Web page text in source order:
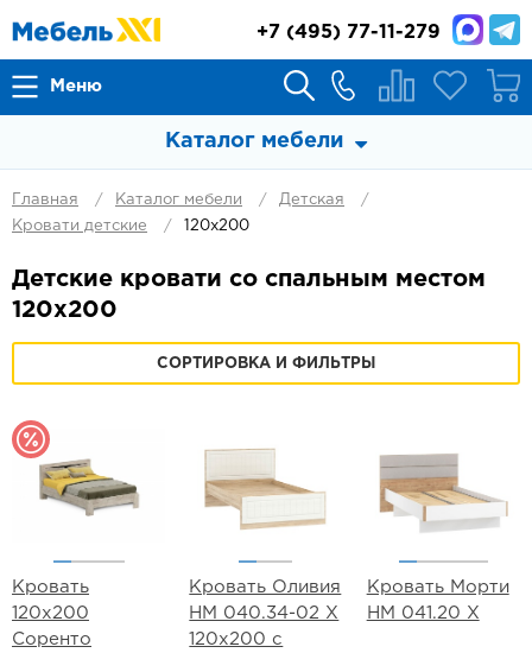
Меню
+7 (495) 77-11-279
Каталог мебели
Главная Каталог мебели
Детская
Кровати детские
120х200
Детские кровати со спальным местом
120х200
СОРТИРОВКА И ФИЛЬТРЫ
Кровать
120х200
Соренто
Кровать Оливия
НМ 040.34-02 Х
120х200 с
Кровать Морти
НМ 041.20 Х